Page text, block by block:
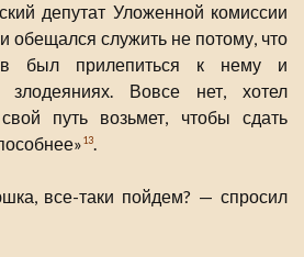
депутат Уложенной комиссии
обещался служить не потому, что
был прилепиться к нему и
злодеяниях. Вовсе нет, хотел
путь возьмет, чтобы сдать
13.
все-таки пойдем? — спросил